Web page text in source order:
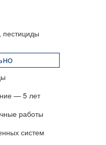
пестициды
— 5 лет
работы
систем